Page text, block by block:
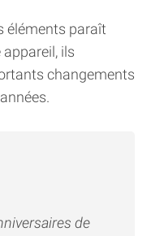
éléments paraît
ils
changements
de